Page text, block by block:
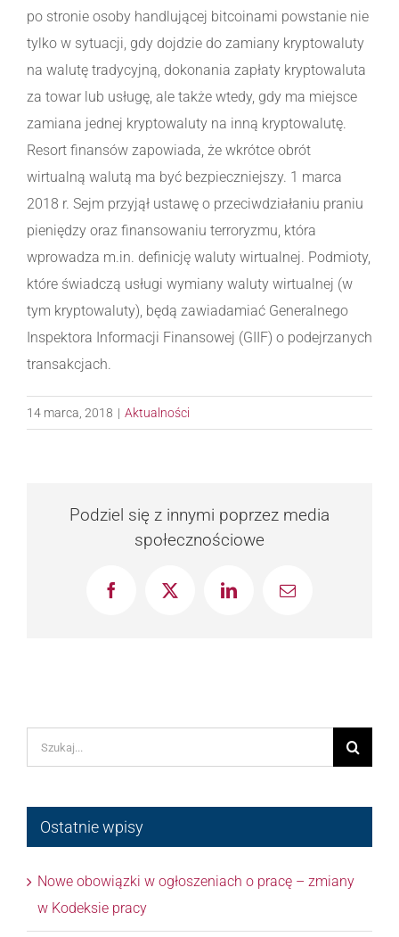
po stronie osoby handlującej bitcoinami powstanie nie
tylko w sytuacji, gdy dojdzie do zamiany kryptowaluty
na walutę tradycyjną, dokonania zapłaty kryptowaluta
za towar lub usługę, ale także wtedy, gdy ma miejsce
zamiana jednej kryptowaluty na inną kryptowalutę.
Resort finansów zapowiada, że wkrótce obrót
wirtualną walutą ma być bezpieczniejszy. 1 marca
2018 r. Sejm przyjął ustawę o przeciwdziałaniu praniu
pieniędzy oraz finansowaniu terroryzmu, która
wprowadza m.in. definicję waluty wirtualnej. Podmioty,
które świadczą usługi wymiany waluty wirtualnej (w
tym kryptowaluty), będą zawiadamiać Generalnego
Inspektora Informacji Finansowej (GIIF) o podejrzanych
transakcjach.
14 marca, 2018 | Aktualności
Podziel się z innymi poprzez media
społecznościowe
FacebookX LinkedInEmail
Szukaj
Ostatnie wpisy
Nowe obowiązki w ogłoszeniach o pracę – zmiany
w Kodeksie pracy